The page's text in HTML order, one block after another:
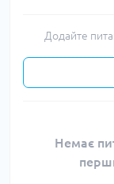
Додайте
Немає